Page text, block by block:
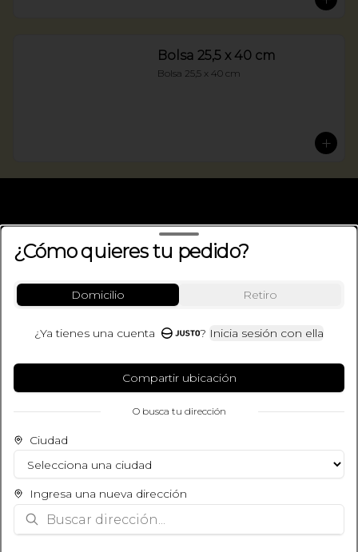
Bolsa 25,5 x 40 cm
Bolsa 25,5 x 40 cm
Política de privacidad
Pedir
Iniciar sesión
¿Cómo quieres tu pedido?
Domicilio Retiro
¿Ya tienes una cuenta ? Inicia sesión con ella
Compartir ubicación
O busca tu dirección
Ciudad
Ingresa una nueva dirección